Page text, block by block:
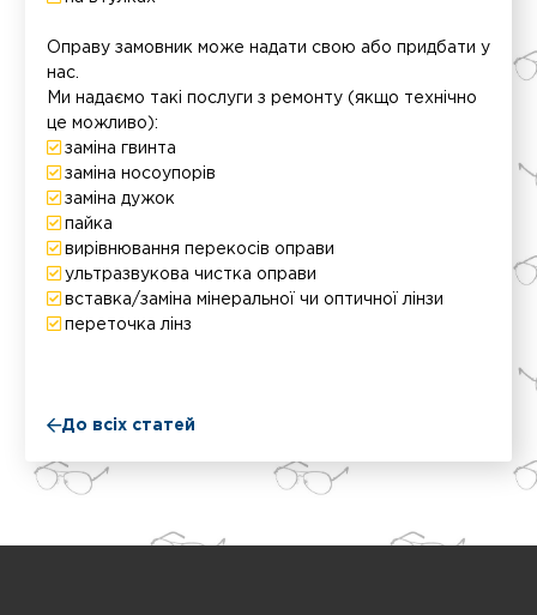
Оправу замовник може надати свою або придбати у
нас.
Ми надаємо такі послуги з ремонту (якщо технічно
це можливо):
заміна гвинта
заміна носоупорів
заміна дужок
пайка
вирівнювання перекосів оправи
ультразвукова чистка оправи
вставка/заміна мінеральної чи оптичної лінзи
переточка лінз
До всіх статей